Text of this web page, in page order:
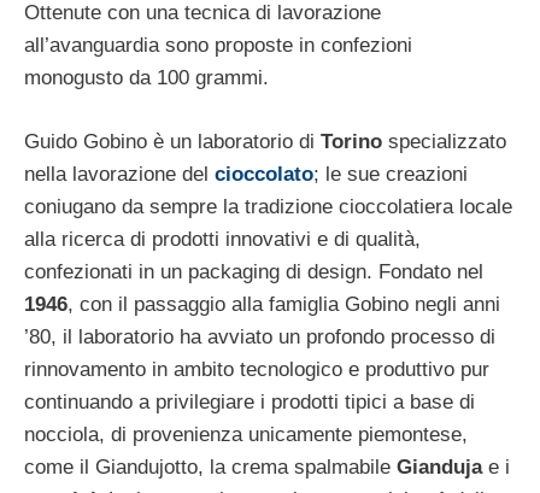
Ottenute con una tecnica di lavorazione
all’avanguardia sono proposte in confezioni
monogusto da 100 grammi.
Guido Gobino è un laboratorio di Torino specializzato
nella lavorazione del cioccolato; le sue creazioni
coniugano da sempre la tradizione cioccolatiera locale
alla ricerca di prodotti innovativi e di qualità,
confezionati in un packaging di design. Fondato nel
1946, con il passaggio alla famiglia Gobino negli anni
’80, il laboratorio ha avviato un profondo processo di
rinnovamento in ambito tecnologico e produttivo pur
continuando a privilegiare i prodotti tipici a base di
nocciola, di provenienza unicamente piemontese,
come il Giandujotto, la crema spalmabile Giandujae i